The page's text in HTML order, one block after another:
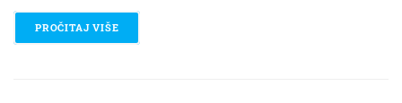
PROČITAJ VIŠE